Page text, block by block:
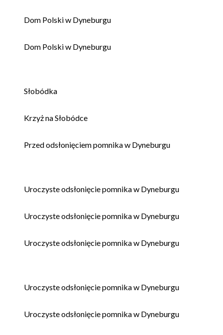
Dom Polski w Dyneburgu
Dom Polski w Dyneburgu
Słobódka
Krzyż na Słobódce
Przed odsłonięciem pomnika w Dyneburgu
Uroczyste odsłonięcie pomnika w Dyneburgu
Uroczyste odsłonięcie pomnika w Dyneburgu
Uroczyste odsłonięcie pomnika w Dyneburgu
Uroczyste odsłonięcie pomnika w Dyneburgu
Uroczyste odsłonięcie pomnika w Dyneburgu